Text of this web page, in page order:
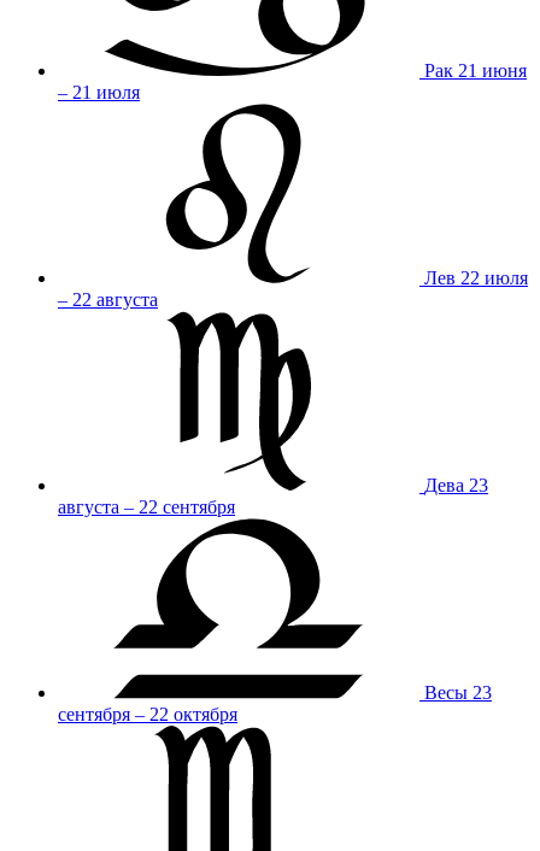
Рак 21 июня
– 21 июля
Лев 22 июля
– 22 августа
Дева 23
августа – 22 сентября
Весы 23
сентября – 22 октября